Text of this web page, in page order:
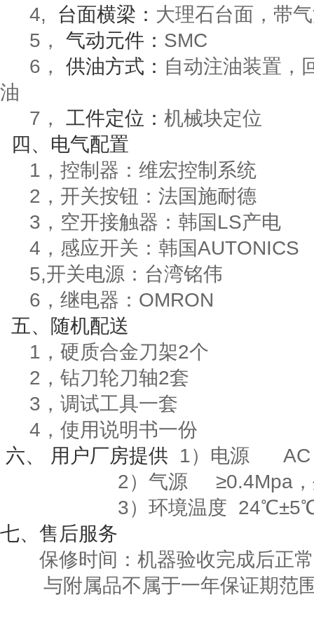
4, 台面横梁： 大理石台面，带
5，气动元件： SMC
6，供油方式： 自动注油装置，
油
7，工件定位：机械块定位
四 、电气配置
1，控制器：维宏控制系统
2，开关按钮：法国施耐德
3，空开接触器：韩国LS产电
4，感应开关：韩国AUTONICS
5,开关电源：台湾铭伟
6，继电器：OMRON
五、随机配送
1，硬质合金刀架2个
2，钻刀轮刀轴2套
3，调试工具一套
4，使用说明书一份
六、 用户厂房提供 1）电源 AC
2）气源
≥0.4Mpa
3）环境温度 24℃±5
七、售后服务
保修时间：机器验收完成后正
与附属品不属于一年保证期范